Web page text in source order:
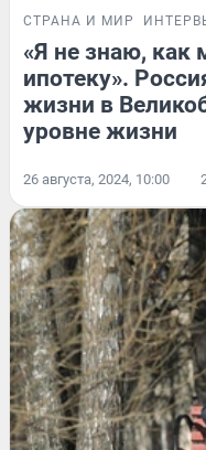
СТРАНА И МИР
«Я не знаю, как
ипотеку».
жизни в
уровне жизни
26 августа, 2024, 10:00